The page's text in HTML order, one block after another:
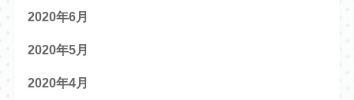
2020年6月
2020年5月
2020年4月